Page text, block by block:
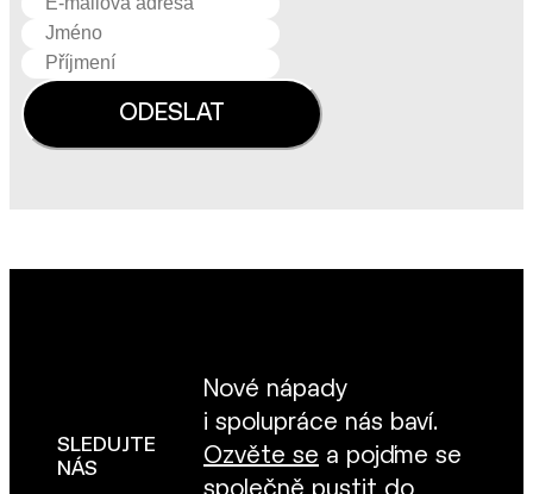
SLEDUJTE
NÁS
Nové nápady
i spolupráce nás baví.
Ozvěte se a pojďme se